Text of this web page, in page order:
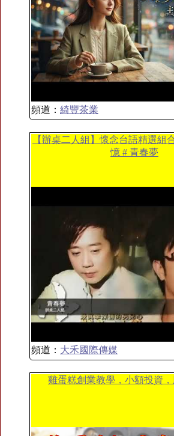
頻道： 綺豐茶業
【辦桌二人組】懷念台語精選組
憶 # 青春夢
頻道： 大禾國際傳媒
雞蛋糕創業教學，小額投資